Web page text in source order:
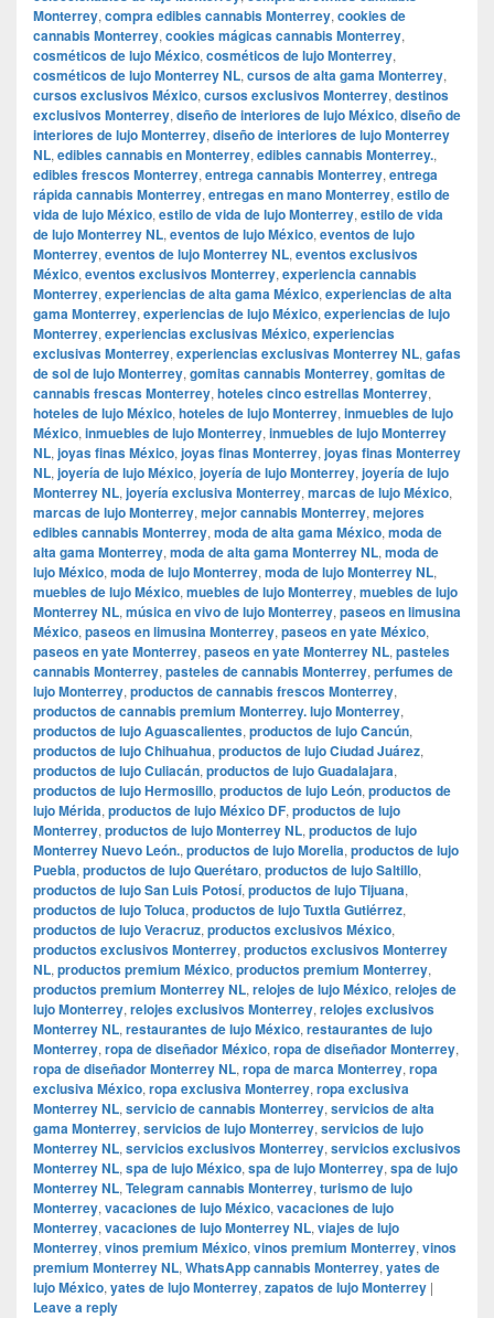
Monterrey, compra edibles cannabis Monterrey, cookies de
cannabis Monterrey, cookies mágicas cannabis Monterrey,
cosméticos de lujo México, cosméticos de lujo Monterrey,
cosméticos de lujo Monterrey NL, cursos de alta gama Monterrey,
cursos exclusivos México, cursos exclusivos Monterrey, destinos
exclusivos Monterrey, diseño de interiores de lujo México, diseño de
interiores de lujo Monterrey, diseño de interiores de lujo Monterrey
NL, edibles cannabis en Monterrey, edibles cannabis Monterrey.,
edibles frescos Monterrey, entrega cannabis Monterrey, entrega
rápida cannabis Monterrey, entregas en mano Monterrey, estilo de
vida de lujo México, estilo de vida de lujo Monterrey, estilo de vida
de lujo Monterrey NL, eventos de lujo México, eventos de lujo
Monterrey, eventos de lujo Monterrey NL, eventos exclusivos
México, eventos exclusivos Monterrey, experiencia cannabis
Monterrey, experiencias de alta gama México, experiencias de alta
gama Monterrey, experiencias de lujo México, experiencias de lujo
Monterrey, experiencias exclusivas México, experiencias
exclusivas Monterrey, experiencias exclusivas Monterrey NL, gafas
de sol de lujo Monterrey, gomitas cannabis Monterrey, gomitas de
cannabis frescas Monterrey, hoteles cinco estrellas Monterrey,
hoteles de lujo México, hoteles de lujo Monterrey, inmuebles de lujo
México, inmuebles de lujo Monterrey, inmuebles de lujo Monterrey
NL, joyas finas México, joyas finas Monterrey, joyas finas Monterrey
NL, joyería de lujo México, joyería de lujo Monterrey, joyería de lujo
Monterrey NL, joyería exclusiva Monterrey, marcas de lujo México,
marcas de lujo Monterrey, mejor cannabis Monterrey, mejores
edibles cannabis Monterrey, moda de alta gama México, moda de
alta gama Monterrey, moda de alta gama Monterrey NL, moda de
lujo México, moda de lujo Monterrey, moda de lujo Monterrey NL,
muebles de lujo México, muebles de lujo Monterrey, muebles de lujo
Monterrey NL, música en vivo de lujo Monterrey, paseos en limusina
México, paseos en limusina Monterrey, paseos en yate México,
paseos en yate Monterrey, paseos en yate Monterrey NL, pasteles
cannabis Monterrey, pasteles de cannabis Monterrey, perfumes de
lujo Monterrey, productos de cannabis frescos Monterrey,
productos de cannabis premium Monterrey. lujo Monterrey,
productos de lujo Aguascalientes, productos de lujo Cancún,
productos de lujo Chihuahua, productos de lujo Ciudad Juárez,
productos de lujo Culiacán, productos de lujo Guadalajara,
productos de lujo Hermosillo, productos de lujo León, productos de
lujo Mérida, productos de lujo México DF, productos de lujo
Monterrey, productos de lujo Monterrey NL, productos de lujo
Monterrey Nuevo León., productos de lujo Morelia, productos de lujo
Puebla, productos de lujo Querétaro, productos de lujo Saltillo,
productos de lujo San Luis Potosí, productos de lujo Tijuana,
productos de lujo Toluca, productos de lujo Tuxtla Gutiérrez,
productos de lujo Veracruz, productos exclusivos México,
productos exclusivos Monterrey, productos exclusivos Monterrey
NL, productos premium México, productos premium Monterrey,
productos premium Monterrey NL, relojes de lujo México, relojes de
lujo Monterrey, relojes exclusivos Monterrey, relojes exclusivos
Monterrey NL, restaurantes de lujo México, restaurantes de lujo
Monterrey, ropa de diseñador México, ropa de diseñador Monterrey,
ropa de diseñador Monterrey NL, ropa de marca Monterrey, ropa
exclusiva México, ropa exclusiva Monterrey, ropa exclusiva
Monterrey NL, servicio de cannabis Monterrey, servicios de alta
gama Monterrey, servicios de lujo Monterrey, servicios de lujo
Monterrey NL, servicios exclusivos Monterrey, servicios exclusivos
Monterrey NL, spa de lujo México, spa de lujo Monterrey, spa de lujo
Monterrey NL, Telegram cannabis Monterrey, turismo de lujo
Monterrey, vacaciones de lujo México, vacaciones de lujo
Monterrey, vacaciones de lujo Monterrey NL, viajes de lujo
Monterrey, vinos premium México, vinos premium Monterrey, vinos
premium Monterrey NL, WhatsApp cannabis Monterrey, yates de
lujo México, yates de lujo Monterrey, zapatos de lujo Monterrey |
Leave a reply